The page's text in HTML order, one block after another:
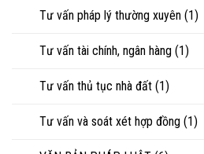
Tư vấn pháp lý thường xuyên (1)
Tư vấn tài chính, ngân hàng (1)
Tư vấn thủ tục nhà đất (1)
Tư vấn và soát xét hợp đồng (1)